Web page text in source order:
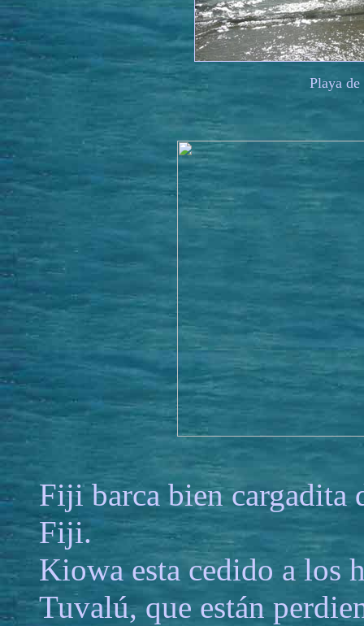
Playa
Fiji barca bien cargadita
Fiji.
Kiowa esta cedido a los
Tuvalú, que están